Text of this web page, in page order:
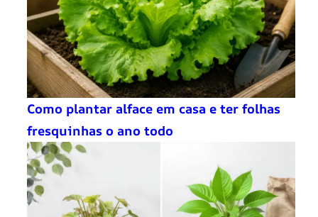
Como plantar alface em casa e ter folhas
fresquinhas o ano todo